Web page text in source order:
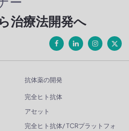
治療法開発へ
抗体薬の開発
完全ヒト抗体
アセット
完全ヒト抗体/ TCRプラットフォ